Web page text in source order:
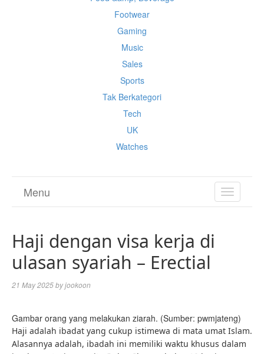
Footwear
Gaming
Music
Sales
Sports
Tak Berkategori
Tech
UK
Watches
TOGGLE
Menu
Haji dengan visa kerja di
ulasan syariah – Erectial
21 May 2025byjookoon
Gambar orang yang melakukan ziarah. (Sumber: pwmjateng)
Haji adalah ibadat yang cukup istimewa di mata umat Islam.
Alasannya adalah, ibadah ini memiliki waktu khusus dalam